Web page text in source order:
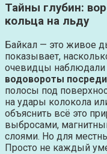
Тайны глубин:
кольца на льду
Байкал — это живое
показывает,
очевидцы наблюдали
водовороты
полосы под
на удары колокола
объяснить всё это
выбросами,
слоями. Но для
Просто не каждый